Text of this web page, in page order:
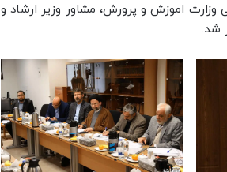
اموزش و پرورش، مشاور وزیر ارشاد و